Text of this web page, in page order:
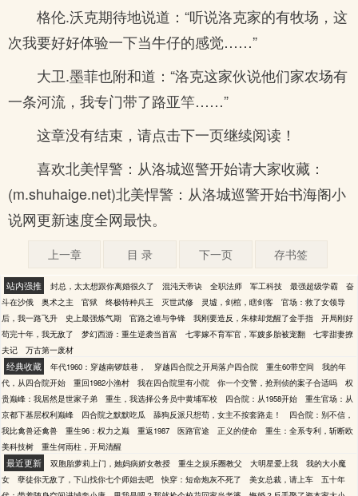
格伦.沃克期待地说道：“听说洛克家的有牧场，这
次我要好好体验一下当牛仔的感觉……”
大卫.墨菲也附和道：“洛克这家伙说他们家农场有
一条河流，我专门带了路亚竿……”
这章没有结束，请点击下一页继续阅读！
喜欢北美悍警：从洛城巡警开始请大家收藏：
(m.shuhaige.net)北美悍警：从洛城巡警开始书海阁小
说网更新速度全网最快。
上一章 目 录 下一页 存书签
站内强推 封总，太太想跟你离婚很久了 混沌天帝诀 全职法师 军工科技 最强超级学霸
奋
斗在沙俄
奥术之主 官狱 终极特种兵王 灭世武修 灵墟，剑棺，瞎剑客
官场：救了女领导
后，我一路飞升
史上最强炼气期 官路之谁与争锋 我刚要造反，朱棣却觉醒了金手指
开局刚好
苟完十年，我无敌了
梦幻西游：重生逆袭当首富 七零嫁不育军官，军嫂多胎被宠翻
七零甜妻撩
夫记
万古第一废材
经典收藏 年代1960：穿越南锣鼓巷， 穿越四合院之开局落户四合院 重生60带空间
我的年
代，从四合院开始
重回1982小渔村 我在四合院里有小院 你一个交警，抢刑侦的案子合适吗
权
贵巅峰：我居然是世家子弟
重生，我选择公务员中黄埔军校 四合院：从1958开始
重生官场：从
京都下基层权利巅峰
四合院之默默吃瓜 舔狗反派只想苟，女主不按套路走！
四合院：别不信，
我比禽兽还禽兽
重生96：权力之巅 重返1987 医路官途 正义的使命
重生：全系专利，斩断欧
美科技树
重生何雨柱，开局清醒
最近更新 双胞胎萝莉上门，她妈病娇女教授 重生之娱乐圈教父 大明星爱上我
我的大小魔
女
孽徒你无敌了，下山找你七个师姐去吧 快穿：短命炮灰不死了 美女总裁，请上车
五十年